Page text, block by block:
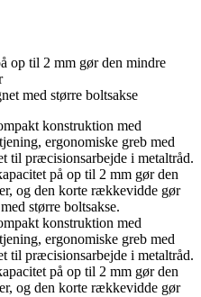
op til 2 mm gør den mindre
med større boltsakse
konstruktion med
ergonomiske greb med
til præcisionsarbejde i metaltråd.
på op til 2 mm gør den
og den korte rækkevidde gør
større boltsakse.
konstruktion med
ergonomiske greb med
til præcisionsarbejde i metaltråd.
på op til 2 mm gør den
og den korte rækkevidde gør